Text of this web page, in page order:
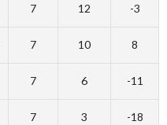
7 12 -3
7 10 8
7 6 -11
7 3 -18